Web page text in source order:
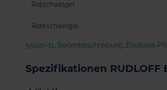
Rotschwingel
Rohrschwingel
55097-11_Sortenbeschreibung_Equitana-
Spezifikationen